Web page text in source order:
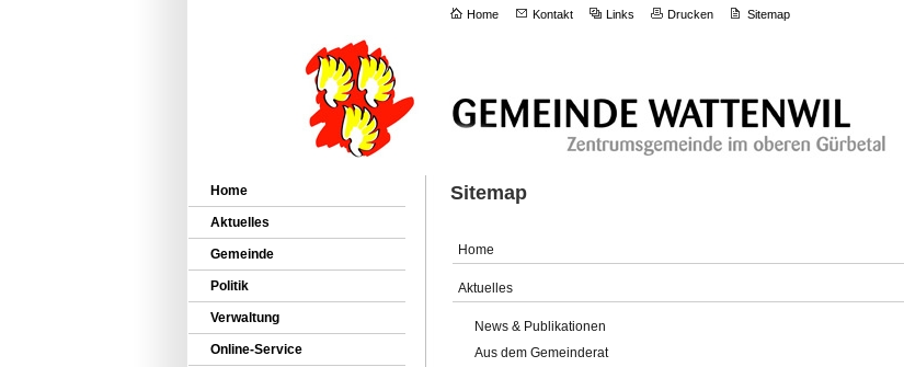
Home Kontakt Links Drucken Sitemap
Home
Aktuelles
Gemeinde
Politik
Verwaltung
Online-Service
Sitemap
Home
Aktuelles
News & Publikationen
Aus dem Gemeinderat